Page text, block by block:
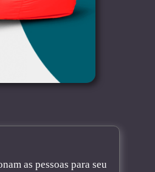
as pessoas para seu